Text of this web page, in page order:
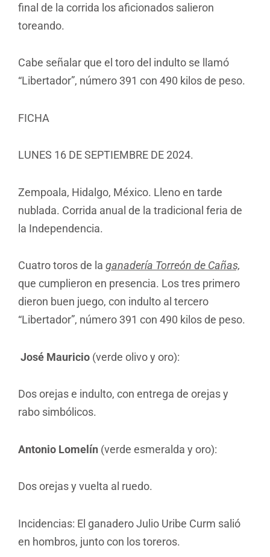
final de la corrida los aficionados salieron
toreando.
Cabe señalar que el toro del indulto se llamó
“Libertador”, número 391 con 490 kilos de peso.
FICHA
LUNES 16 DE SEPTIEMBRE DE 2024.
Zempoala, Hidalgo, México. Lleno en tarde
nublada. Corrida anual de la tradicional feria de
la Independencia.
Cuatro toros de la ganadería Torreón de Cañas,
que cumplieron en presencia. Los tres primero
dieron buen juego, con indulto al tercero
“Libertador”, número 391 con 490 kilos de peso.
José Mauricio (verde olivo y oro):
Dos orejas e indulto, con entrega de orejas y
rabo simbólicos.
Antonio Lomelín (verde esmeralda y oro):
Dos orejas y vuelta al ruedo.
Incidencias: El ganadero Julio Uribe Curm salió
en hombros, junto con los toreros.